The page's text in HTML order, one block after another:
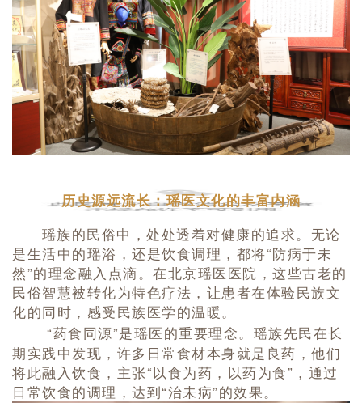
历史源远流长：瑶医文化的丰富内涵
瑶族的民俗中，处处透着对健康的追求。无论
是生活中的瑶浴 ，还是饮食调理，都将“防病于未
然”的理念融入点滴。在北京瑶医医院，这些古老的
民俗智慧被转化为特色疗法，让患者在体验民族文
化的同时，感受民族医学的温暖。
“药食同源”是瑶医的重要理念。瑶族先民在长
期实践中发现，许多日常食材本身就是良药，他们
将此融入饮食，主张“以食为药，以药为食”，通过
日常饮食的调理，达到“治未病”的效果。